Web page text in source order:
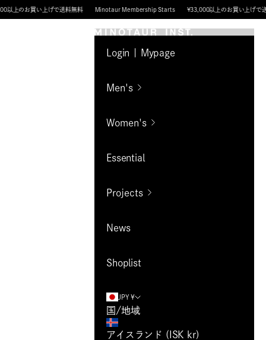
コンテンツへスキップ
い上げで送料無料 Minotaur Membership Starts ¥33,000以上のお買い上げで送料無料
MINOTAUR INST.
Login | Mypage
Men's
Women's
Essential
Projects
News
Shoplist
JPY ¥
国/地域
アイスランド (ISK kr)